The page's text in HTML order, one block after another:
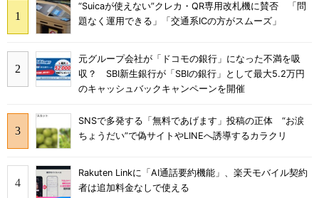
“Suicaが使えない”クレカ・QR専用改札機に賛否 「問
題なく運用できる」「交通系ICの方がスムーズ」
元グループ会社が「ドコモの銀行」になった不満を吸
収？ SBI新生銀行が「SBIの銀行」として最大5.2万円
のキャッシュバックキャンペーンを開催
SNSで多発する「無料であげます」投稿の正体 “お涙
ちょうだい”で偽サイトやLINEへ誘導するカラクリ
Rakuten Linkに「AI通話要約機能」、楽天モバイル契約
者は追加料金なしで使える